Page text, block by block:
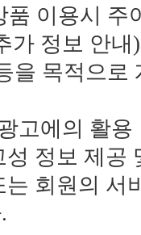
품 이용시 주
가 정보 안
을 목적으로
고에의 활용
성 정보 제공
는 회원의 서